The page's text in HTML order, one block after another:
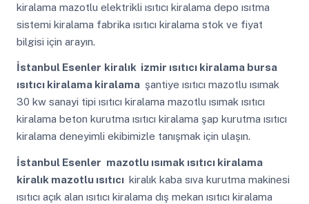
kiralama mazotlu elektrikli ısıtıcı kiralama depo ısıtma
sistemi kiralama fabrika ısıtıcı kiralama stok ve fiyat
bilgisi için arayın.
İstanbul Esenler kiralık izmir ısıtıcı kiralama bursa
ısıtıcı kiralama kiralama şantiye ısıtıcı mazotlu ısımak
30 kw sanayi tipi ısıtıcı kiralama mazotlu ısımak ısıtıcı
kiralama beton kurutma ısıtıcı kiralama şap kurutma ısıtıcı
kiralama deneyimli ekibimizle tanışmak için ulaşın.
İstanbul Esenler mazotlu ısımak ısıtıcı kiralama
kiralık mazotlu ısıtıcı kiralık kaba sıva kurutma makinesi
ısıtıcı açık alan ısıtıcı kiralama dış mekan ısıtıcı kiralama